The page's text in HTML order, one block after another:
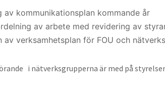
av kommunikationsplan kommande år
av arbete med revidering av
av verksamhetsplan för FOU och
i nätverksgrupperna är med på